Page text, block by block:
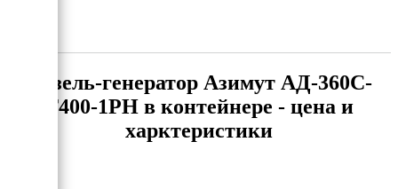
Дизель-генератор Азимут АД-360С-
Т400-1РН в контейнере - цена и
харктеристики